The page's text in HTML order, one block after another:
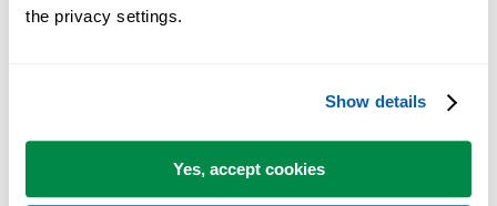
the privacy settings.
Show details
Yes, accept cookies